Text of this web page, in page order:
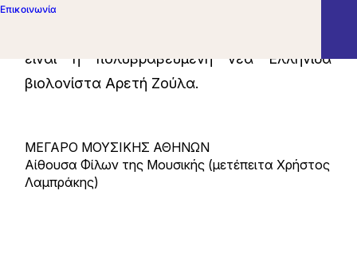
Επικοινωνία
Ernest Chausson. Σολίστ στο «Ποίημα» του
είναι η πολυβραβευμένη νέα Ελληνίδα
βιολονίστα Αρετή Ζούλα.
ΜΕΓΑΡΟ ΜΟΥΣΙΚΗΣ ΑΘΗΝΩΝ
Αίθουσα Φίλων της Μουσικής (μετέπειτα Χρήστος
Λαμπράκης)